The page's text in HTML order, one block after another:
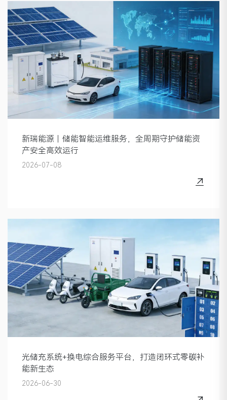
新瑞能源｜储能智能运维服务，全周期守护储能资
产安全高效运行
2026-07-08
光储充系统+换电综合服务平台，打造闭环式零碳补
能新生态
2026-06-30